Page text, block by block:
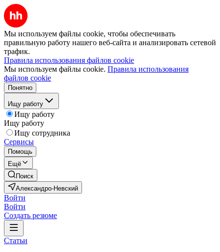
Мы используем файлы cookie, чтобы обеспечивать
правильную работу нашего веб-сайта и анализировать сетевой
трафик.
Правила использования файлов cookie
Мы используем файлы cookie. Правила использования
файлов cookie
Понятно
Ищу работу
Ищу работу
Ищу работу
Ищу сотрудника
Сервисы
Помощь
Ещё
Поиск
Александро-Невский
Войти
Войти
Создать резюме
Статьи